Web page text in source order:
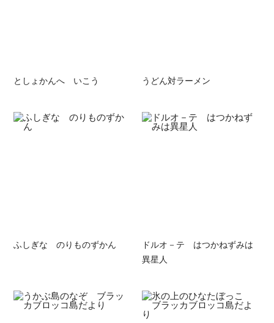
としょかんへ いこう うどん対ラーメン
ふしぎな のりものずかん
ドルオ－テ はつかねずみは
異星人